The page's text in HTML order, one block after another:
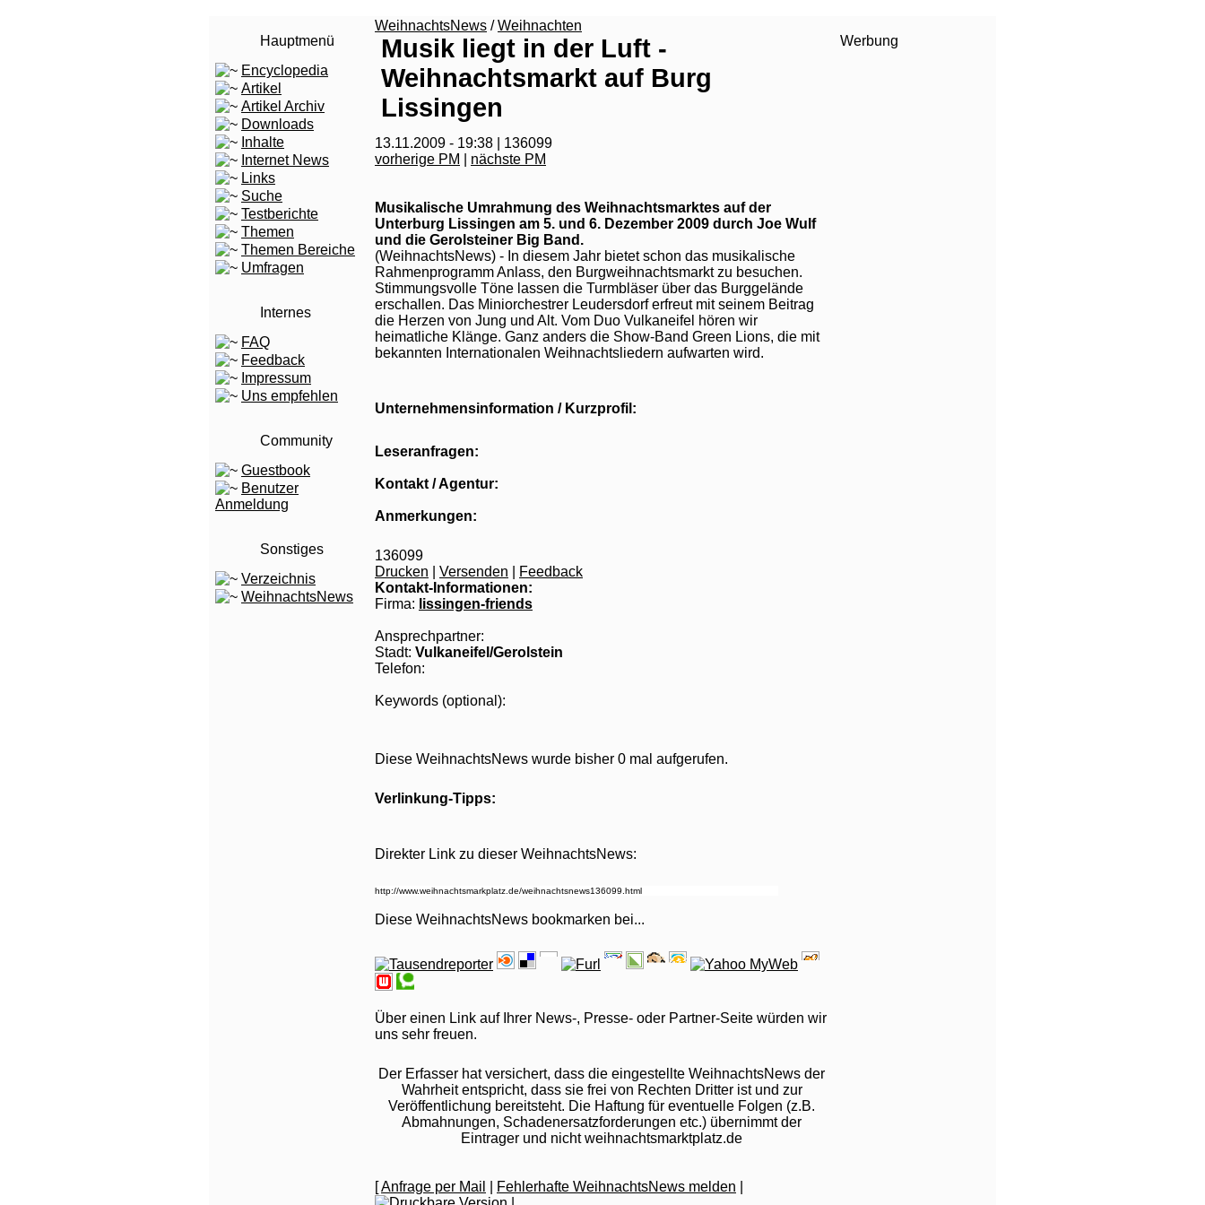
Hauptmenü
Encyclopedia
Artikel
Artikel Archiv
Downloads
Inhalte
Internet News
Links
Suche
Testberichte
Themen
Themen Bereiche
Umfragen
Internes
FAQ
Feedback
Impressum
Uns empfehlen
Community
Guestbook
Benutzer
Anmeldung
Sonstiges
Verzeichnis
WeihnachtsNews
WeihnachtsNews /Weihnachten
Musik liegt in der Luft -
Weihnachtsmarkt auf Burg
Lissingen
13.11.2009 - 19:38 | 136099
vorherige PM
nächste PM
Musikalische Umrahmung des Weihnachtsmarktes auf der
Unterburg Lissingen am 5. und 6. Dezember 2009 durch Joe Wulf
und die Gerolsteiner Big Band.
(WeihnachtsNews) - In diesem Jahr bietet schon das musikalische
Rahmenprogramm Anlass, den Burgweihnachtsmarkt zu besuchen.
Stimmungsvolle Töne lassen die Turmbläser über das Burggelände
erschallen. Das Miniorchestrer Leudersdorf erfreut mit seinem Beitrag
die Herzen von Jung und Alt. Vom Duo Vulkaneifel hören wir
heimatliche Klänge. Ganz anders die Show-Band Green Lions, die mit
bekannten Internationalen Weihnachtsliedern aufwarten wird.
Unternehmensinformation / Kurzprofil:
Leseranfragen:
Kontakt / Agentur:
Anmerkungen:
136099
Drucken
Versenden
Feedback
Kontakt-Informationen:
Firma: lissingen-friends
Ansprechpartner:
Stadt: Vulkaneifel/Gerolstein
Telefon:
Keywords (optional):
Diese WeihnachtsNews wurde bisher 0 mal aufgerufen.
Verlinkung-Tipps:
Direkter Link zu dieser WeihnachtsNews:
Diese WeihnachtsNews bookmarken bei...
Über einen Link auf Ihrer News-, Presse- oder Partner-Seite würden wir
uns sehr freuen.
Der Erfasser hat versichert, dass die eingestellte WeihnachtsNews der
Wahrheit entspricht, dass sie frei von Rechten Dritter ist und zur
Veröffentlichung bereitsteht. Die Haftung für eventuelle Folgen (z.B.
Abmahnungen, Schadenersatzforderungen etc.) übernimmt der
Eintrager und nicht weihnachtsmarktplatz.de
[Anfrage per Mail Fehlerhafte WeihnachtsNews melden
Werbung